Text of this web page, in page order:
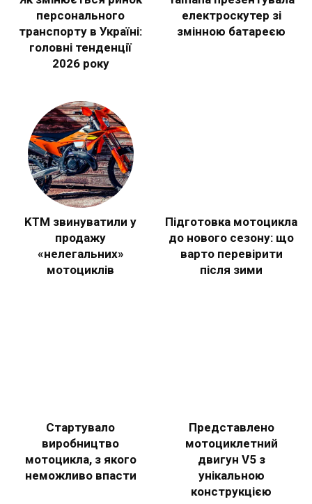
персонального
транспорту в Україні:
головні тенденції
2026 року
електроскутер зі
змінною батареєю
KTM звинуватили у
продажу
«нелегальних»
мотоциклів
Підготовка мотоцикла
до нового сезону: що
варто перевірити
після зими
Стартувало
виробництво
мотоцикла, з якого
неможливо впасти
Представлено
мотоциклетний
двигун V5 з
унікальною
конструкцією